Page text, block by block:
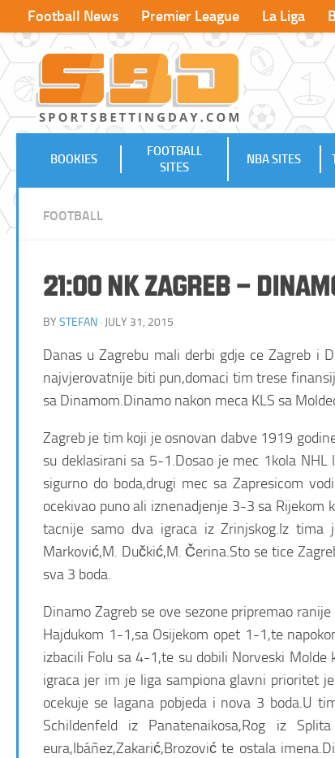
Football News Premier League La Liga
BOOKIES
FOOTBALL
SITES
NBA SITES
FOOTBALL
21:00 NK Zagreb –
BY STEFAN · JULY 31, 2015
Danas u Zagrebu mali derbi gdje ce Zagreb i
najvjerovatnije biti pun,domaci tim trese
sa Dinamom.Dinamo nakon meca KLS sa
Zagreb je tim koji je osnovan dabve 1919
su deklasirani sa 5-1.Dosao je mec 1kola
sigurno do boda,drugi mec sa Zapresicom
ocekivao puno ali iznenadjenje 3-3 sa Rijekom
tacnije samo dva igraca iz Zrinjskog.Iz tima
Marković,M. Dučkić,M. Čerina.Sto se tice
sva 3 boda.
Dinamo Zagreb se ove sezone pripremao
Hajdukom 1-1,sa Osijekom opet 1-1,te
izbacili Folu sa 4-1,te su dobili Norveski
igraca jer im je liga sampiona glavni prioritet
ocekuje se lagana pobjeda i nova 3 boda.U
Schildenfeld iz Panatenaikosa,Rog iz
eura,Ibáñez,Zakarić,Brozović te ostala